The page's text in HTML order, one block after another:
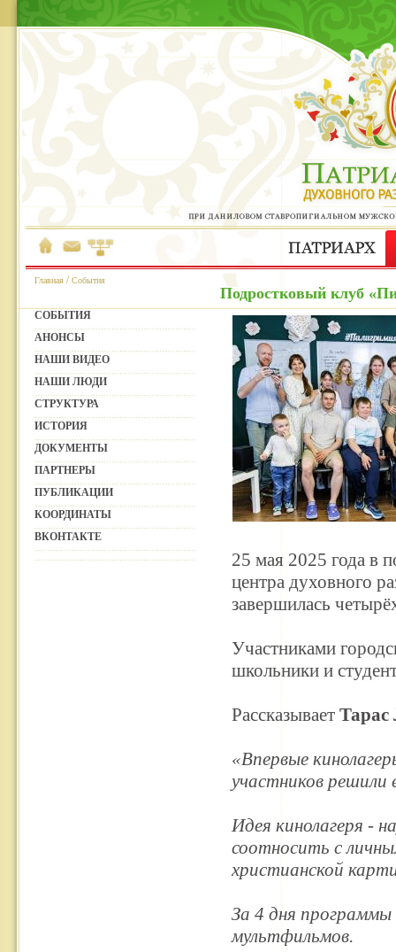
Главная /События
Подростковый клуб
СОБЫТИЯ
АНОНСЫ
НАШИ ВИДЕО
НАШИ ЛЮДИ
СТРУКТУРА
ИСТОРИЯ
ДОКУМЕНТЫ
ПАРТНЕРЫ
ПУБЛИКАЦИИ
КООРДИНАТЫ
ВКОНТАКТЕ
25 мая 2025 года в
центра духовного
завершилась
Участниками
школьники и
Рассказывает Тарас
«Впервые
участников решили
Идея кинолагеря -
соотносить с
христианской
За 4 дня
мультфильмов.